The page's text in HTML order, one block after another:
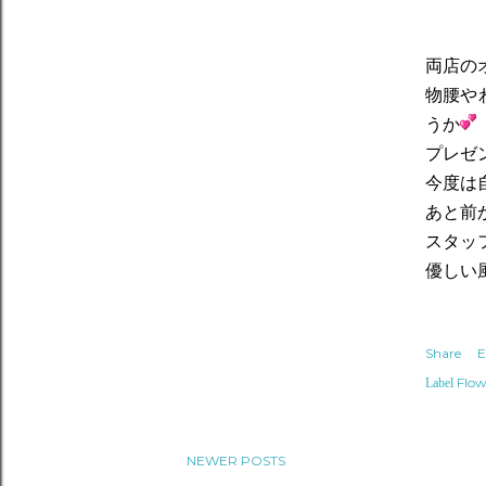
両店の
物腰や
うか
プレゼ
今度は
あと前
スタッ
優しい
Share
Label
NEWER POSTS